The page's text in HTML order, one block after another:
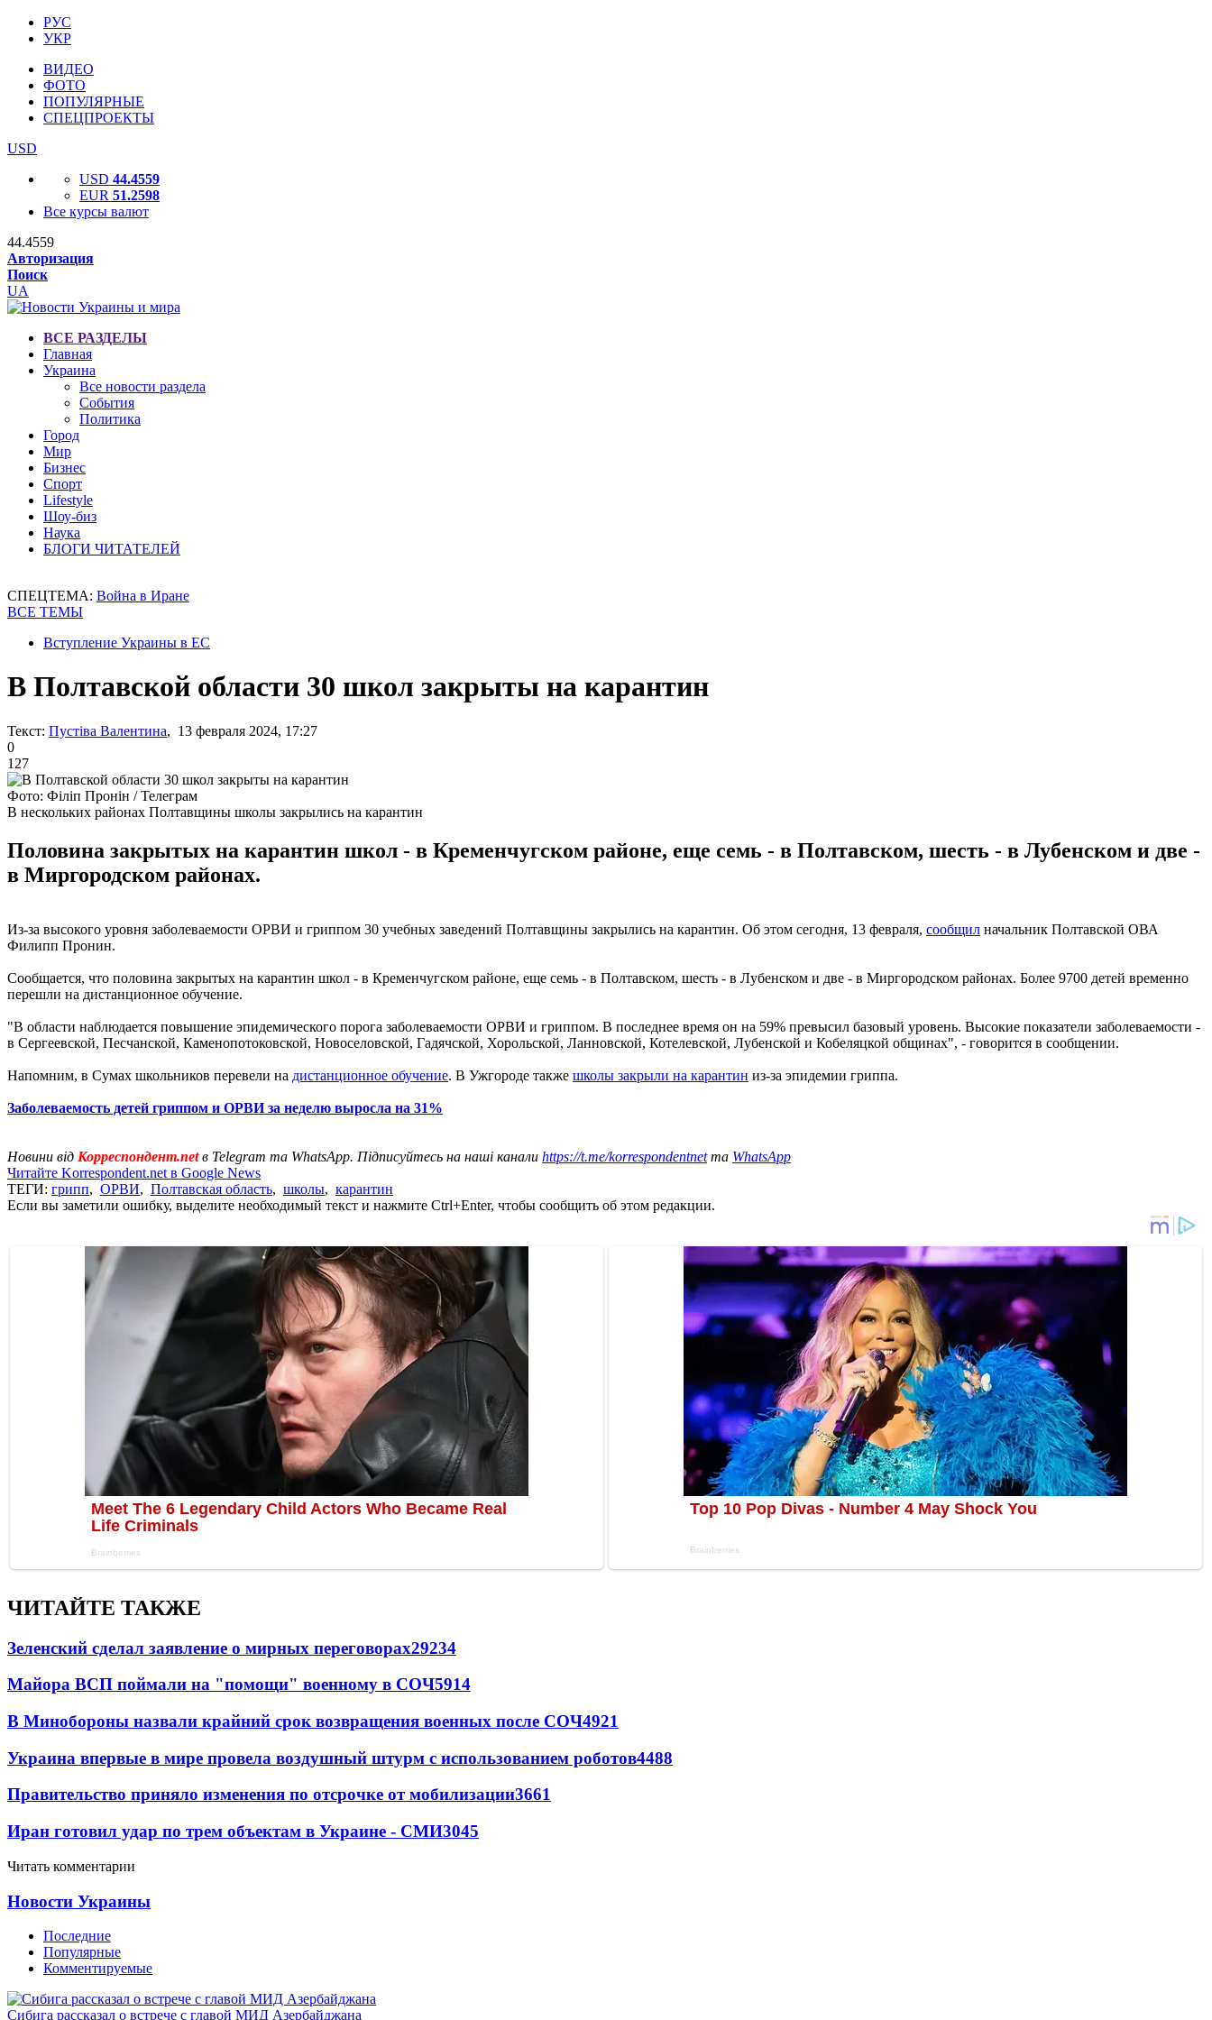
РУС
УКР
ВИДЕО
ФОТО
ПОПУЛЯРНЫЕ
СПЕЦПРОЕКТЫ
USD
USD 44.4559
EUR 51.2598
Все курсы валют
44.4559
Авторизация
Поиск
UA
ВСЕ РАЗДЕЛЫ
Главная
Украина
Все новости раздела
События
Политика
Город
Мир
Бизнес
Спорт
Lifestyle
Шоу-биз
Наука
БЛОГИ ЧИТАТЕЛЕЙ
СПЕЦТЕМА: Война в Иране
ВСЕ ТЕМЫ
Вступление Украины в ЕС
В Полтавской области 30 школ закрыты на карантин
Текст: Пустіва Валентина, 13 февраля 2024, 17:27
0
127
Фото: Філіп Пронін / Телеграм
В нескольких районах Полтавщины школы закрылись на карантин
Половина закрытых на карантин школ - в Кременчугском районе, еще семь - в Полтавском, шесть - в Лубенском и две -
в Миргородском районах.
Из-за высокого уровня заболеваемости ОРВИ и гриппом 30 учебных заведений Полтавщины закрылись на карантин. Об этом сегодня, 13 февраля, сообщил начальник Полтавской ОВА
Филипп Пронин.
Сообщается, что половина закрытых на карантин школ - в Кременчугском районе, еще семь - в Полтавском, шесть - в Лубенском и две - в Миргородском районах. Более 9700 детей временно
перешли на дистанционное обучение.
"В области наблюдается повышение эпидемического порога заболеваемости ОРВИ и гриппом. В последнее время он на 59% превысил базовый уровень. Высокие показатели заболеваемости -
в Сергеевской, Песчанской, Каменопотоковской, Новоселовской, Гадячской, Хорольской, Ланновской, Котелевской, Лубенской и Кобеляцкой общинах", - говорится в сообщении.
Напомним, в Сумах школьников перевели на дистанционное обучение. В Ужгороде также школы закрыли на карантин из-за эпидемии гриппа.
Заболеваемость детей гриппом и ОРВИ за неделю выросла на 31%
Новини від Корреспондент.netв Telegram та WhatsApp. Підписуйтесь на наші канали https://t.me/korrespondentnetта WhatsApp
Читайте Korrespondent.net в Google News
ТЕГИ: грипп, ОРВИ, Полтавская область, школы, карантин
Если вы заметили ошибку, выделите необходимый текст и нажмите Ctrl+Enter, чтобы сообщить об этом редакции.
ЧИТАЙТЕ ТАКЖЕ
Зеленский сделал заявление о мирных переговорах29234
Майора ВСП поймали на "помощи" военному в СОЧ5914
В Минобороны назвали крайний срок возвращения военных после СОЧ4921
Украина впервые в мире провела воздушный штурм с использованием роботов4488
Правительство приняло изменения по отсрочке от мобилизации3661
Иран готовил удар по трем объектам в Украине - СМИ3045
Читать комментарии
Новости Украины
Последние
Популярные
Комментируемые
Сибига рассказал о встрече с главой МИД Азербайджана